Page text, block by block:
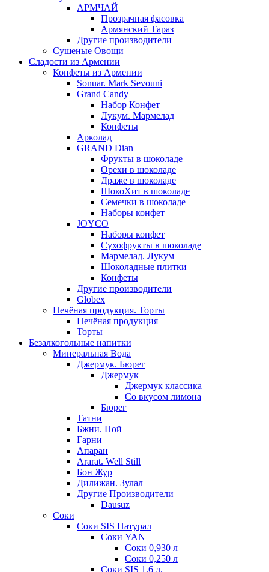
АРМЧАЙ
Прозрачная фасовка
Армянский Тараз
Другие производители
Сушеные Овощи
Сладости из Армении
Конфеты из Армении
Sonuar. Mark Sevouni
Grand Candy
Набор Конфет
Лукум. Мармелад
Конфеты
Арколад
GRAND Dian
Фрукты в шоколаде
Орехи в шоколаде
Драже в шоколаде
ШокоХит в шоколаде
Семечки в шоколаде
Наборы конфет
JOYCO
Наборы конфет
Сухофрукты в шоколаде
Мармелад. Лукум
Шоколадные плитки
Конфеты
Другие производители
Globex
Печёная продукция. Торты
Печёная продукция
Торты
Безалкогольные напитки
Минеральная Вода
Джермук. Бюрег
Джермук
Джермук классика
Со вкусом лимона
Бюрег
Татни
Бжни. Ной
Гарни
Апаран
Ararat. Well Still
Бон Жур
Дилижан. Зулал
Другие Производители
Dausuz
Соки
Соки SIS Натурал
Соки YAN
Соки 0,930 л
Соки 0,250 л
Соки SIS 1,6 л.